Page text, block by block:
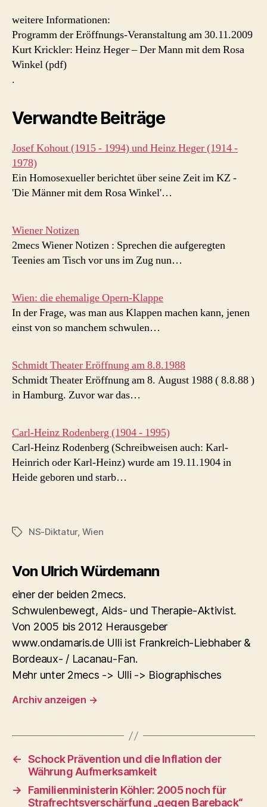
weitere Informationen:
Programm der Eröffnungs-Veranstaltung am 30.11.2009
Kurt Krickler: Heinz Heger – Der Mann mit dem Rosa
Winkel (pdf)
.
Verwandte Beiträge
Josef Kohout (1915 - 1994) und Heinz Heger (1914 -
1978)
Ein Homosexueller berichtet über seine Zeit im KZ -
'Die Männer mit dem Rosa Winkel'…
Wiener Notizen
2mecs Wiener Notizen : Sprechen die aufgeregten
Teenies am Tisch vor uns im Zug nun…
Wien: die ehemalige Opern-Klappe
In der Frage, was man aus Klappen machen kann, jenen
einst von so manchem schwulen…
Schmidt Theater Eröffnung am 8.8.1988
Schmidt Theater Eröffnung am 8. August 1988 ( 8.8.88 )
in Hamburg. Zuvor war das…
Carl-Heinz Rodenberg (1904 - 1995)
Carl-Heinz Rodenberg (Schreibweisen auch: Karl-
Heinrich oder Karl-Heinz) wurde am 19.11.1904 in
Heide geboren und starb…
Schlagwörter
NS-Diktatur, Wien
Von Ulrich Würdemann
einer der beiden 2mecs.
Schwulenbewegt, Aids- und Therapie-Aktivist.
Von 2005 bis 2012 Herausgeber
www.ondamaris.de Ulli ist Frankreich-Liebhaber &
Bordeaux- / Lacanau-Fan.
Mehr unter 2mecs -> Ulli -> Biographisches
Archiv anzeigen →
← Schock Prävention und die Inflation der
Währung Aufmerksamkeit
→
Familienministerin Köhler: 2005 noch für
Strafrechtsverschärfung „gegen Bareback“